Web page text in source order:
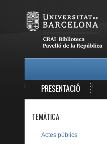
PRESENTACIÓ
TEMÀTICA
Actes públics